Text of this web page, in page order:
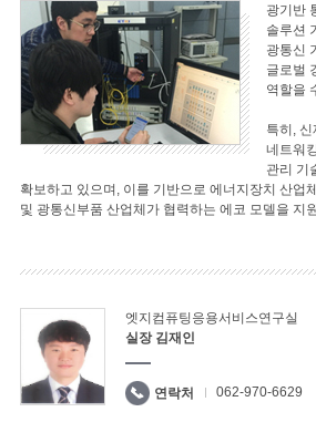
광기반
솔루션
광통신
글로벌
역할을
특히,
네트워
관리 기
확보하고 있으며, 이를 기반으로 에너지장치 산업
및 광통신부품 산업체가 협력하는 에코 모델을 지
엣지컴퓨팅응용서비스연구실
실장 김재인
연락처 062-970-6629